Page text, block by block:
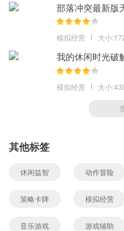
部落冲突最新版
模拟经营 大小
我的休闲时光破
模拟经营 大小
其他标签
休闲益智 动作冒险
策略卡牌 模拟经营
音乐游戏 游戏辅助